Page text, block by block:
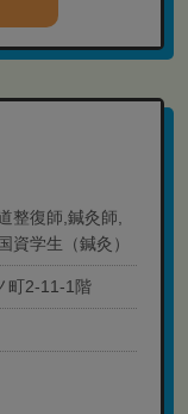
整復師,鍼灸師,
資学生（鍼灸）
町2-11-1階